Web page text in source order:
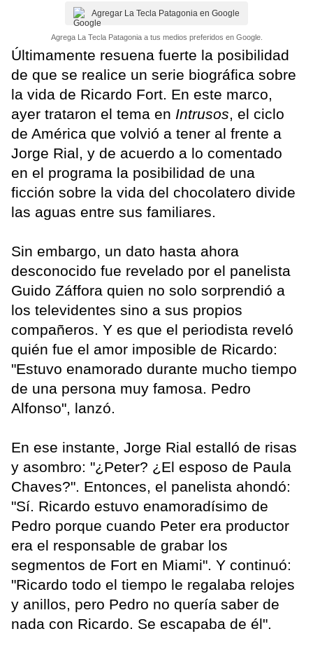
Agregar La Tecla Patagonia en Google
Agrega La Tecla Patagonia a tus medios preferidos en Google.
Últimamente resuena fuerte la posibilidad
de que se realice un serie biográfica sobre
la vida de Ricardo Fort. En este marco,
ayer trataron el tema en Intrusos, el ciclo
de América que volvió a tener al frente a
Jorge Rial, y de acuerdo a lo comentado
en el programa la posibilidad de una
ficción sobre la vida del chocolatero divide
las aguas entre sus familiares.
Sin embargo, un dato hasta ahora
desconocido fue revelado por el panelista
Guido Záffora quien no solo sorprendió a
los televidentes sino a sus propios
compañeros. Y es que el periodista reveló
quién fue el amor imposible de Ricardo:
"Estuvo enamorado durante mucho tiempo
de una persona muy famosa. Pedro
Alfonso", lanzó.
En ese instante, Jorge Rial estalló de risas
y asombro: "¿Peter? ¿El esposo de Paula
Chaves?". Entonces, el panelista ahondó:
"Sí. Ricardo estuvo enamoradísimo de
Pedro porque cuando Peter era productor
era el responsable de grabar los
segmentos de Fort en Miami". Y continuó:
"Ricardo todo el tiempo le regalaba relojes
y anillos, pero Pedro no quería saber de
nada con Ricardo. Se escapaba de él".